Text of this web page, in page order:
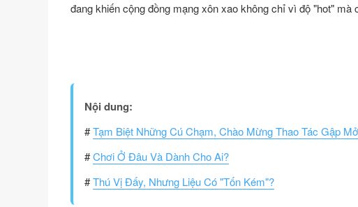
đang khiến cộng đồng mạng xôn xao không chỉ vì độ "hot" mà
Nội dung:
#Tạm Biệt Những Cú Chạm, Chào Mừng Thao Tác Gập
#Chơi Ở Đâu Và Dành Cho Ai?
#Thú Vị Đấy, Nhưng Liệu Có "Tốn Kém"?